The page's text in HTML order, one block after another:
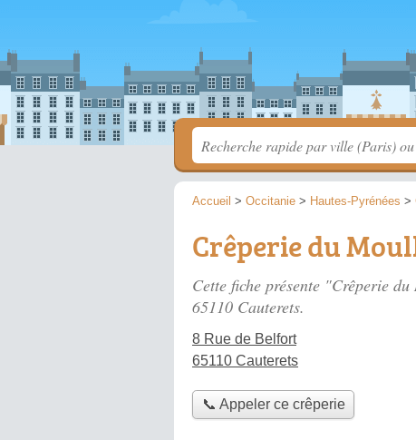
Accueil > Occitanie > Hautes-Pyrénées >
Crêperie du
Cette fiche présente "Crêperie
65110 Cauterets.
8 Rue de Belfort
65110 Cauterets
📞 Appeler ce crêperie